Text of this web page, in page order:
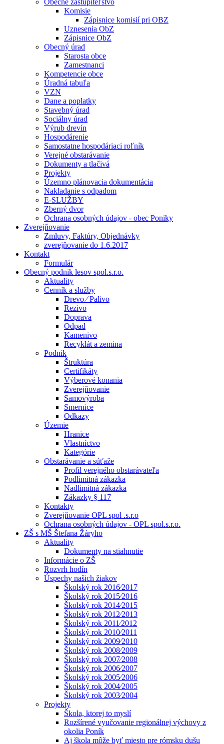
Obecné zastupiteľstvo
Komisie
Zápisnice komisií pri OBZ
Uznesenia ObZ
Zápisnice ObZ
Obecný úrad
Starosta obce
Zamestnanci
Kompetencie obce
Úradná tabuľa
VZN
Dane a poplatky
Stavebný úrad
Sociálny úrad
Výrub drevín
Hospodárenie
Samostatne hospodáriaci roľník
Verejné obstarávanie
Dokumenty a tlačivá
Projekty
Územno plánovacia dokumentácia
Nakladanie s odpadom
E-SLUŽBY
Zberný dvor
Ochrana osobných údajov - obec Poniky
Zverejňovanie
Zmluvy, Faktúry, Objednávky
zverejňovanie do 1.6.2017
Kontakt
Formulár
Obecný podnik lesov spol.s.r.o.
Aktuality
Cenník a služby
Drevo ⁄ Palivo
Rezivo
Doprava
Odpad
Kamenivo
Recyklát a zemina
Podnik
Štruktúra
Certifikáty
Výberové konania
Zverejňovanie
Samovýroba
Smernice
Odkazy
Územie
Hranice
Vlastníctvo
Kategórie
Obstarávanie a súťaže
Profil verejného obstarávateľa
Podlimitná zákazka
Nadlimitná zákazka
Zákazky § 117
Kontakty
Zverejňovanie OPL spol .s.r.o
Ochrana osobných údajov - OPL spol.s.r.o.
ZŠ s MŠ Štefana Žáryho
Aktuality
Dokumenty na stiahnutie
Informácie o ZŠ
Rozvrh hodín
Úspechy našich žiakov
Školský rok 2016⁄2017
Školský rok 2015⁄2016
Školský rok 2014⁄2015
Školský rok 2012⁄2013
Školský rok 2011⁄2012
Školský rok 2010⁄2011
Školský rok 2009⁄2010
Školský rok 2008⁄2009
Školský rok 2007⁄2008
Školský rok 2006⁄2007
Školský rok 2005⁄2006
Školský rok 2004⁄2005
Školský rok 2003⁄2004
Projekty
Škola, ktorej to myslí
Rozšírené vyučovanie regionálnej výchovy z
okolia Poník
Aj škola môže byť miesto pre rómsku dušu